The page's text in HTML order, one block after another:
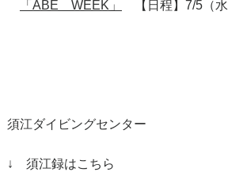
「ABE WEEK」 【日程】7/5（水
須江ダイビングセンター
↓ 須江録はこちら